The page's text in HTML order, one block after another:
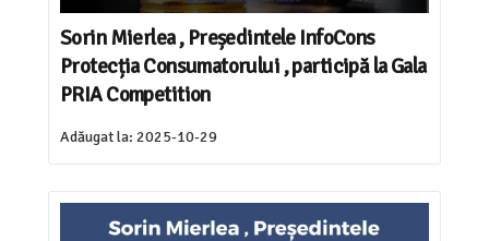
Sorin Mierlea , Președintele InfoCons
Protecția Consumatorului , participă la Gala
PRIA Competition
Adăugat la: 2025-10-29